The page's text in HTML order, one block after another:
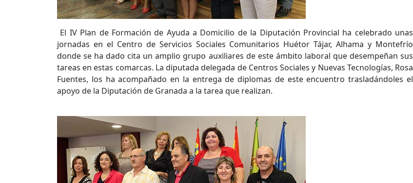
El IV Plan de Formación de Ayuda a Domicilio de la Diputación Provincial ha celebrado unas
jornadas en el Centro de Servicios Sociales Comunitarios Huétor Tájar, Alhama y Montefrío
donde se ha dado cita un amplio grupo auxiliares de este ámbito laboral que desempeñan sus
tareas en estas comarcas. La diputada delegada de Centros Sociales y Nuevas Tecnologías, Rosa
Fuentes, los ha acompañado en la entrega de diplomas de este encuentro trasladándoles el
apoyo de la Diputación de Granada a la tarea que realizan.